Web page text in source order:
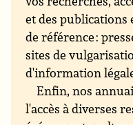
et des publications
de référence :
sites de
d'information
Enfin, nos
l'accès à diverses